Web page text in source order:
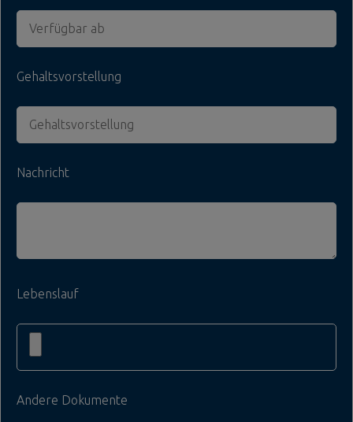
Gehaltsvorstellung
Nachricht
Lebenslauf
Andere Dokumente